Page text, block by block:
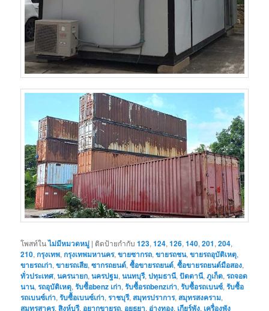
โพสท์ในไม่มีหมวดหมู่ | ติดป้ายกำกับ 123,124,126,140,201,204,
210,กรุงเทพ,กรุงเทพมหานคร,ขายซากรถ,ขายรถชน,ขายรถอุบัติเหตุ,
ขายรถเก่า,ขายรถเสีย,ซากรถยนต์,ซื้อขายรถยนต์,ซื้อขายรถยนต์มือสอง,
ทั่วประเทศ,นครนายก,นครปฐม,นนทบุรี,ปทุมธานี,ปัตตานี,ภูเก็ต,รถจอด
นาน,รถอุบัติเหตุ,รับซื้อbenz เก่า,รับซื้อรถbenzเก่า,รับซื้อรถเบนซ์,รับซื้อ
รถเบนซ์เก่า,รับซื้อเบนซ์เก่า,ราชบุรี, สมุทรปราการ, สมุทรสงคราม,
สมุทรสาคร,สิงห์บุรี, อยากขายรถ, อยุธยา, อ่างทอง, เกียร์พัง, เครื่องพัง